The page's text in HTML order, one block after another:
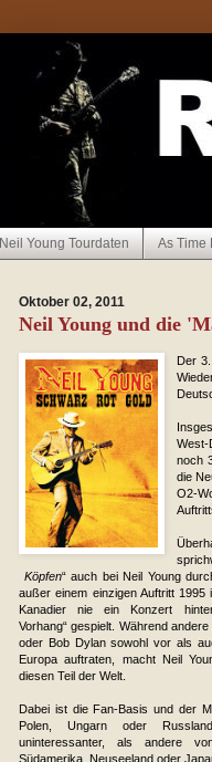
Neil Young Tourdaten As Time
Oktober 02, 2011
Neil Young und die
Der
West-
noch
die
O2-
Köpfen“ auch bei Neil Young
außer einem einzigen Auftritt 1995
Kanadier nie ein Konzert
Vorhang“ gespielt. Während
oder Bob Dylan sowohl vor als
Europa auftraten, macht Neil
diesen Teil der Welt.
Dabei ist die Fan-Basis und der
Polen, Ungarn oder
uninteressanter, als andere
Südamerika, Neuseeland oder